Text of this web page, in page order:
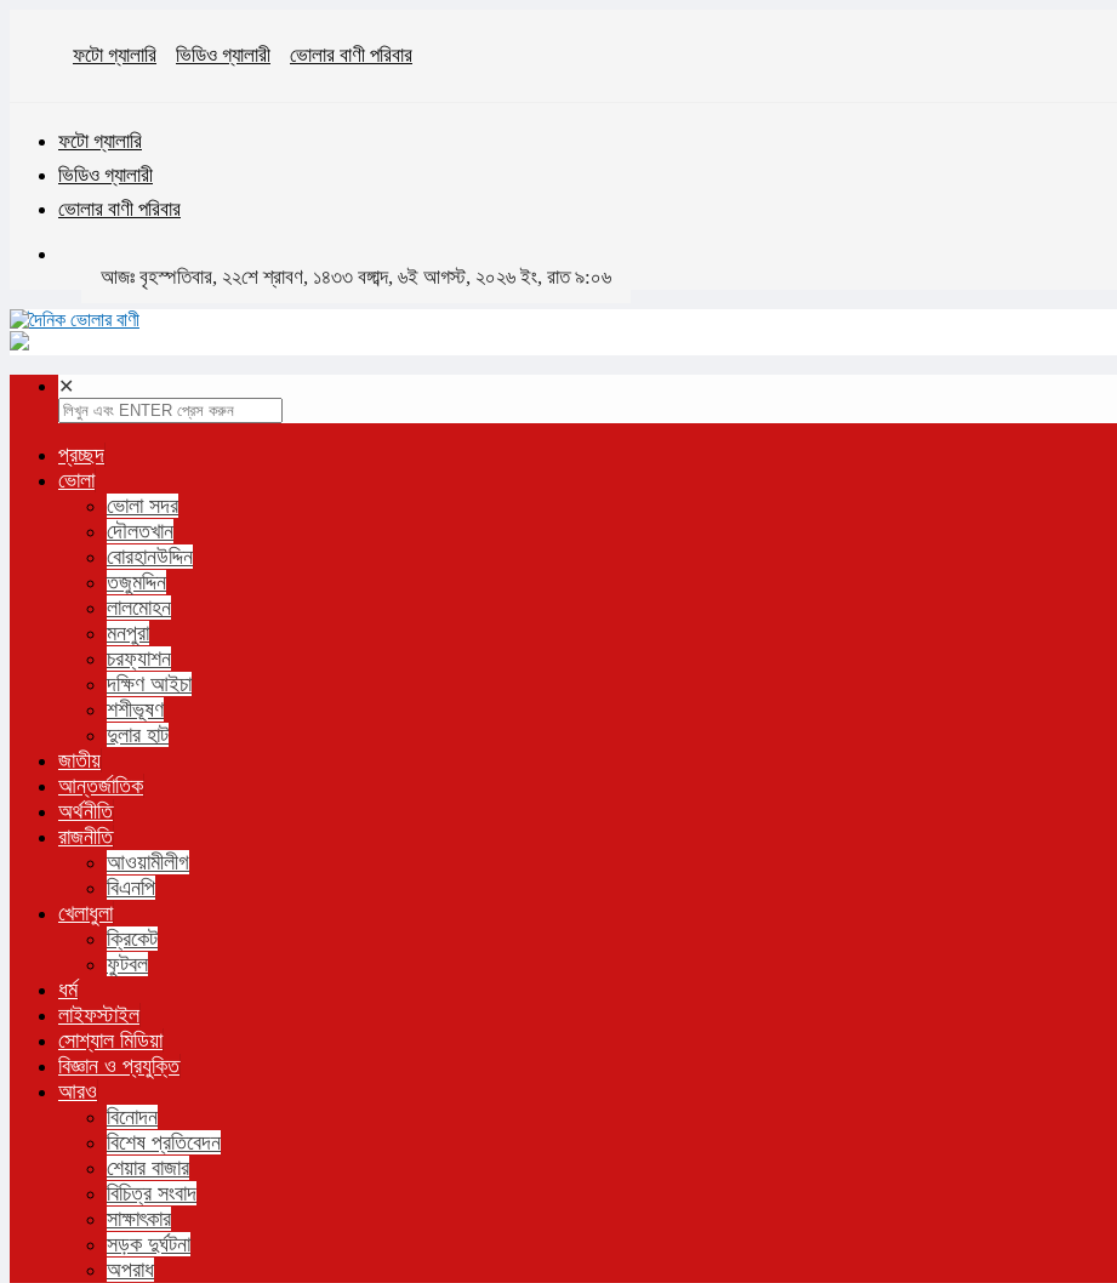
ফটো গ্যালারি ভিডিও গ্যালারী ভোলার বাণী পরিবার
ফটো গ্যালারি
ভিডিও গ্যালারী
ভোলার বাণী পরিবার
আজঃ বৃহস্পতিবার, ২২শে শ্রাবণ, ১৪৩৩ বঙ্গাব্দ, ৬ই আগস্ট, ২০২৬ ইং, রাত ৯:০৬
✕
প্রচ্ছদ
ভোলা
ভোলা সদর
দৌলতখান
বোরহানউদ্দিন
তজুমদ্দিন
লালমোহন
মনপুরা
চরফ্যাশন
দক্ষিণ আইচা
শশীভূষণ
দুলার হাট
জাতীয়
আন্তর্জাতিক
অর্থনীতি
রাজনীতি
আওয়ামীলীগ
বিএনপি
খেলাধুলা
ক্রিকেট
ফুটবল
ধর্ম
লাইফস্টাইল
সোশ্যাল মিডিয়া
বিজ্ঞান ও প্রযুক্তি
আরও
বিনোদন
বিশেষ প্রতিবেদন
শেয়ার বাজার
বিচিত্র সংবাদ
সাক্ষাৎকার
সড়ক দুর্ঘটনা
অপরাধ